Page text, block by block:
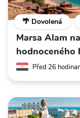
🌴 Dovolená
Marsa Alam
hodnoceného
Před 26